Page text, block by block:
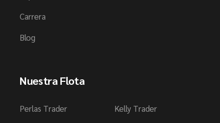
Carrera
Blog
Nuestra Flota
Perlas Trader
Kelly Trader